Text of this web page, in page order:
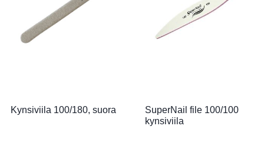
Kynsiviila 100/180, suora
SuperNail file 100/100
kynsiviila